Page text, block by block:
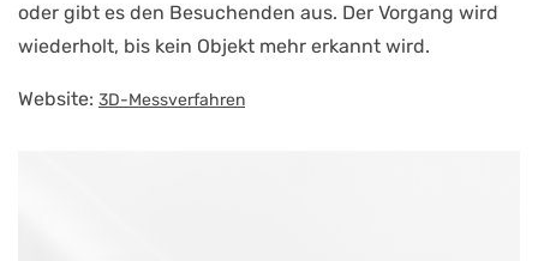
oder gibt es den Besuchenden aus. Der Vorgang wird
wiederholt, bis kein Objekt mehr erkannt wird.
Website: 3D-Messverfahren